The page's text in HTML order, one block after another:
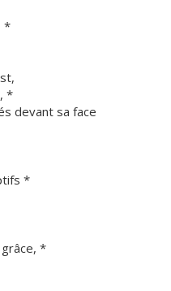
*
*
devant sa face
*
*